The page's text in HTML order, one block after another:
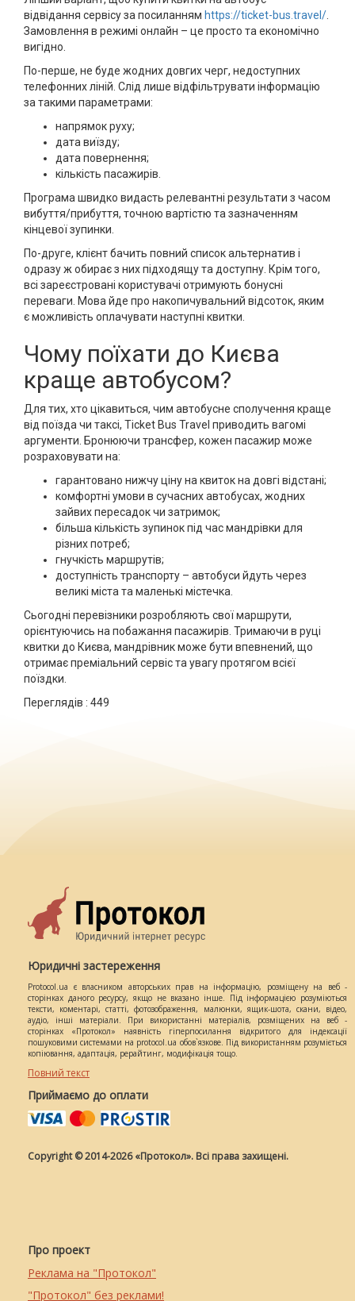
відвідання сервісу за посиланням https://ticket-bus.travel/
Замовлення в режимі онлайн – це просто та економічно
вигідно.
По-перше, не буде жодних довгих черг, недоступних
телефонних ліній. Слід лише відфільтрувати інформацію
за такими параметрами:
напрямок руху;
дата виїзду;
дата повернення;
кількість пасажирів.
Програма швидко видасть релевантні результати з часом
вибуття/прибуття, точною вартістю та зазначенням
кінцевої зупинки.
По-друге, клієнт бачить повний список альтернатив і
одразу ж обирає з них підходящу та доступну. Крім того,
всі зареєстровані користувачі отримують бонусні
переваги. Мова йде про накопичувальний відсоток, яким
є можливість оплачувати наступні квитки.
Чому поїхати до Києва
краще автобусом?
Для тих, хто цікавиться, чим автобусне сполучення краще
від поїзда чи таксі, Ticket Bus Travel приводить вагомі
аргументи. Бронюючи трансфер, кожен пасажир може
розраховувати на:
гарантовано нижчу ціну на квиток на довгі відстані;
комфортні умови в сучасних автобусах, жодних
зайвих пересадок чи затримок;
більша кількість зупинок під час мандрівки для
різних потреб;
гнучкість маршрутів;
доступність транспорту – автобуси йдуть через
великі міста та маленькі містечка.
Сьогодні перевізники розробляють свої маршрути,
орієнтуючись на побажання пасажирів. Тримаючи в руці
квитки до Києва, мандрівник може бути впевнений, що
отримає преміальний сервіс та увагу протягом всієї
поїздки.
Переглядів : 449
Юридичні застереження
Protocol.ua є власником авторських прав на інформацію, розміщену на веб -
сторінках даного ресурсу, якщо не вказано інше. Під інформацією розуміються
тексти, коментарі, статті, фотозображення, малюнки, ящик-шота, скани, відео,
аудіо, інші матеріали. При використанні матеріалів, розміщених на веб -
сторінках «Протокол» наявність гіперпосилання відкритого для індексації
пошуковими системами на protocol.ua обов`язкове. Під використанням розуміється
копіювання, адаптація, рерайтинг, модифікація тощо.
Повний текст
Приймаємо до оплати
Copyright © 2014-2026 «Протокол». Всі права захищені.
Про проект
Реклама на "Протокол"
"Протокол" без реклами!